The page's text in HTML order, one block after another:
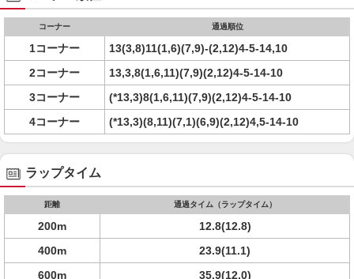
コーナー 通過順位
1コーナー
13(3,8)11(1,6)(7,9)-(2,12)4-5-14,10
2コーナー
13,3,8(1,6,11)(7,9)(2,12)4-5-14-10
3コーナー
(*13,3)8(1,6,11)(7,9)(2,12)4-5-14-10
4コーナー
(*13,3)(8,11)(7,1)(6,9)(2,12)4,5-14-10
ラップタイム
距離 通過タイム（ラップタイム）
200m
12.8(12.8)
400m
23.9(11.1)
600m
35.9(12.0)